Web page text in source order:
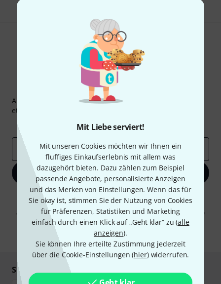
Mit Liebe serviert!
Mit unseren Cookies möchten wir Ihnen ein
fluffiges Einkaufserlebnis mit allem was
dazugehört bieten. Dazu zählen zum Beispiel
passende Angebote, personalisierte Anzeigen
und das Merken von Einstellungen. Wenn das für
Sie okay ist, stimmen Sie der Nutzung von Cookies
für Präferenzen, Statistiken und Marketing
einfach durch einen Klick auf „Geht klar“ zu (alle
anzeigen).
Sie können Ihre erteilte Zustimmung jederzeit
über die Cookie-Einstellungen (hier) widerrufen.
Thomann Newsletter
Abonniere den Thomann Newsletter und gewinne mit
etwas Glück einen von
Inspirierende Beiträge
Deals
E-Mail-Adresse*
Jetzt anmelden
Mit Klick auf „Jetzt anmelden“ stimmen Sie dem Erhalt von E-Mail-
Werbung und einer Messung des E-Mail-Nutzungsverhaltens zu. Die
Abmeldung ist jederzeit möglich. Weitere Informationen finden Sie in
unserenDatenschutzhinweisen.
* Pflichtfeld
Sicher einkaufen & bezahlen